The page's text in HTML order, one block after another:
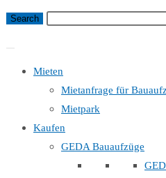
Mieten
Mietanfrage für
Mietpark
Kaufen
GEDA Bauaufzüge